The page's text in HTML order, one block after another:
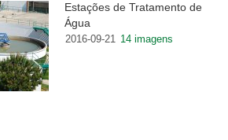
Estações de Tratamento de
Água
2016-09-21 14 imagens